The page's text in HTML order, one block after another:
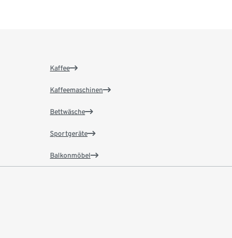
Kaffee
Kaffeemaschinen
Bettwäsche
Sportgeräte
Balkonmöbel